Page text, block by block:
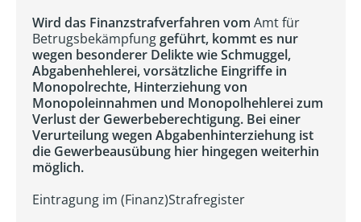
Wird das Finanzstrafverfahren vom Amt für
Betrugsbekämpfunggeführt, kommt es nur
wegen besonderer Delikte wie Schmuggel,
Abgabenhehlerei, vorsätzliche Eingriffe in
Monopolrechte, Hinterziehung von
Monopoleinnahmen und Monopolhehlerei zum
Verlust der Gewerbeberechtigung. Bei einer
Verurteilung wegen Abgabenhinterziehung ist
die Gewerbeausübung hier hingegen weiterhin
möglich.
Eintragung im (Finanz)Strafregister